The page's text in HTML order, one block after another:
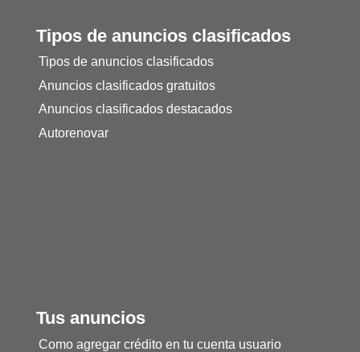
Tipos de anuncios clasificados
Tipos de anuncios clasificados
Anuncios clasificados gratuitos
Anuncios clasificados destacados
Autorenovar
Tus anuncios
Como agregar crédito en tu cuenta usuario